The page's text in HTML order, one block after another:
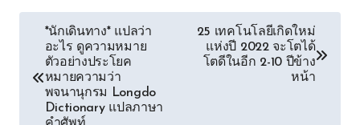
Post
navigation
*นักเดินทาง* แปลว่า
อะไร ดูความหมาย
ตัวอย่างประโยค
หมายความว่า
พจนานุกรม Longdo
Dictionary แปลภาษา
25 เทคโนโลยีเกิดใหม่
แห่งปี 2022 จะโตได้
โตดีในอีก 2-10 ปีข้าง
หน้า